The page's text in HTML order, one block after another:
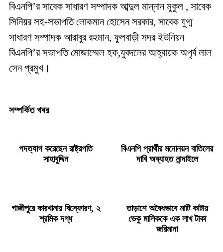
বিএনপি’র সাবেক সাধারণ সম্পাদক আব্দুল মান্নান মুকুল , সাবেক
সিনিয়র সহ-সভাপতি লোকমান হোসেন সরকার, সাবেক যুগ্ম
সাধারণ সম্পাদক আরাবুর রহমান, ফুলবাড়ী সদর ইউনিয়ন
বিএনপি’র সভাপতি মোজাম্মেল হক,যুবদলের আহ্বায়ক অপৃর্ব লাল
সেন প্রমুখ।
সম্পর্কিত খবর
পদত্যাগ করেছেন রাষ্ট্রপতি
সাহাবুদ্দিন
বিএনপি প্রার্থীর মনোনয়ন বাতিলের
দাবি অব্যাহত নান্দাইলে
গাজীপুরে কারখানায় বিস্ফোরণ, ২
শ্রমিক দগ্ধ
তাড়াশে অবৈধভাবে মাটি কাটায়
ভেকু মালিককে এক লাখ টাকা
জরিমানা